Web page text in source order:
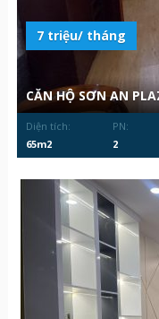
7 triệu/ tháng
CĂN HỘ SƠN AN
Diện tích:
65m2
PN:
2